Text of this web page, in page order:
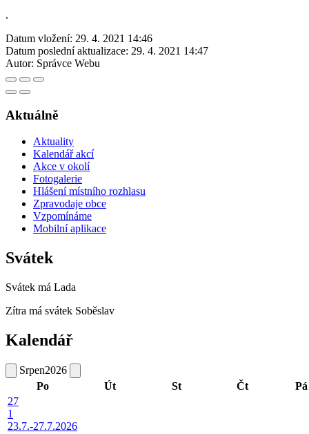
.
Datum vložení: 29. 4. 2021 14:46
Datum poslední aktualizace: 29. 4. 2021 14:47
Autor: Správce Webu
Aktuálně
Aktuality
Kalendář akcí
Akce v okolí
Fotogalerie
Hlášení místního rozhlasu
Zpravodaje obce
Vzpomínáme
Mobilní aplikace
Svátek
Svátek má Lada
Zítra má svátek Soběslav
Kalendář
Srpen2026
Po
Út St Čt
Pá
27
1
23.7.-27.7.2026